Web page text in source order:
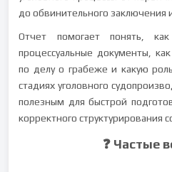
до обвинительного заключения
Отчет помогает понять,
процессуальные документы,
по делу о грабеже и какую
стадиях уголовного
полезным для быстрой
корректного структурирования
❓ Частые